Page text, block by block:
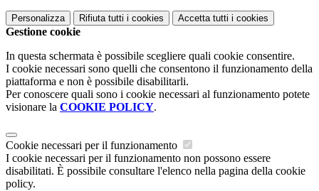
Personalizza Rifiuta tutti i cookies Accetta tutti i cookies
Gestione cookie
In questa schermata è possibile scegliere quali cookie consentire.
I cookie necessari sono quelli che consentono il funzionamento della
piattaforma e non è possibile disabilitarli.
Per conoscere quali sono i cookie necessari al funzionamento potete
visionare la COOKIE POLICY.
Cookie necessari per il funzionamento
I cookie necessari per il funzionamento non possono essere
disabilitati. È possibile consultare l'elenco nella pagina della cookie
policy.